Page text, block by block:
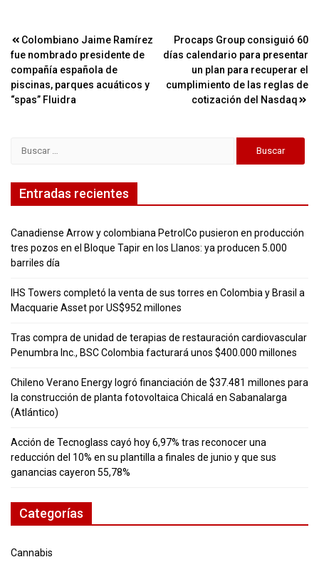
Navegación
de
entradas
Colombiano Jaime Ramírez
fue nombrado presidente de
compañía española de
piscinas, parques acuáticos y
“spas” Fluidra
Procaps Group consiguió 60
días calendario para presentar
un plan para recuperar el
cumplimiento de las reglas de
cotización del Nasdaq
Entradas recientes
Canadiense Arrow y colombiana PetrolCo pusieron en producción
tres pozos en el Bloque Tapir en los Llanos: ya producen 5.000
barriles día
IHS Towers completó la venta de sus torres en Colombia y Brasil a
Macquarie Asset por US$952 millones
Tras compra de unidad de terapias de restauración cardiovascular
Penumbra Inc., BSC Colombia facturará unos $400.000 millones
Chileno Verano Energy logró financiación de $37.481 millones para
la construcción de planta fotovoltaica Chicalá en Sabanalarga
(Atlántico)
Acción de Tecnoglass cayó hoy 6,97% tras reconocer una
reducción del 10% en su plantilla a finales de junio y que sus
ganancias cayeron 55,78%
Categorías
Cannabis